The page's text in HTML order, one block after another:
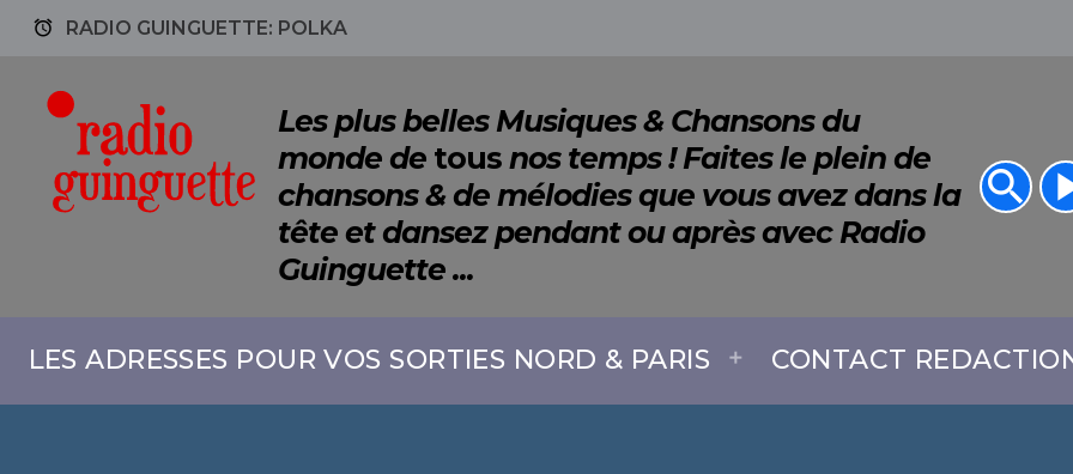
access_alarm RADIO GUINGUETTE: POLKA
Les plus belles Musiques & Chansons du
monde de tous nos temps ! Faites le plein de
chansons & de mélodies que vous avez dans la
tête et dansez pendant ou après avec Radio
Guinguette ...
LES ADRESSES POUR VOS SORTIES NORD & PARIS CONTACT
search